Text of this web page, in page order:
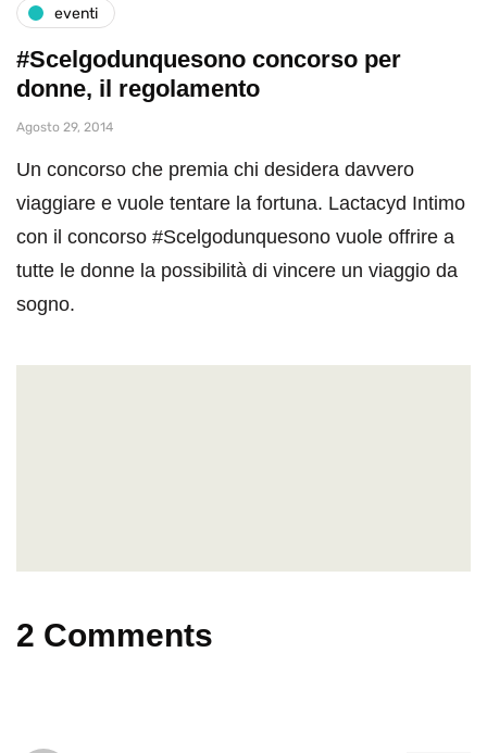
eventi
#Scelgodunquesono concorso per
donne, il regolamento
Agosto 29, 2014
Un concorso che premia chi desidera davvero
viaggiare e vuole tentare la fortuna. Lactacyd Intimo
con il concorso #Scelgodunquesono vuole offrire a
tutte le donne la possibilità di vincere un viaggio da
sogno.
2 Comments